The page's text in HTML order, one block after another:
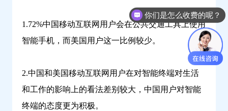
1.72%中国移动互联网用户会在公共交通工具上使用
智能手机，而美国用户这一比例较少。
2.中国和美国移动互联网用户在对智能终端对生活
和工作的影响上的看法差别较大，中国用户对智能
终端的态度更为积极。
你们是怎么收费的呢？
人工咨询